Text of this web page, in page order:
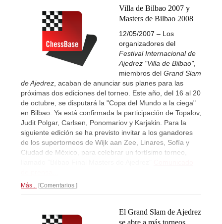
Villa de Bilbao 2007 y
Masters de Bilbao 2008
12/05/2007 – Los
organizadores del
Festival Internacional de
Ajedrez "Villa de Bilbao",
miembros del Grand Slam
de Ajedrez, acaban de anunciar sus planes para las
próximas dos ediciones del torneo. Este año, del 16 al 20
de octubre, se disputará la "Copa del Mundo a la ciega"
en Bilbao. Ya está confirmada la participación de Topalov,
Judit Polgar, Carlsen, Ponomariov y Karjakin. Para la
siguiente edición se ha previsto invitar a los ganadores
de los supertorneos de Wijk aan Zee, Linares, Sofía y
Ciudad de México, para celebrar un fortísimo torneo,
Más... Comentarios
El Grand Slam de Ajedrez